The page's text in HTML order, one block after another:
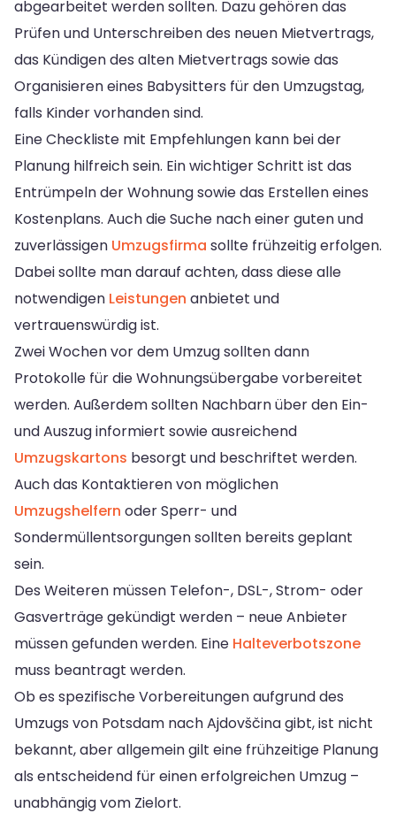
abgearbeitet werden sollten. Dazu gehören das
Prüfen und Unterschreiben des neuen Mietvertrags,
das Kündigen des alten Mietvertrags sowie das
Organisieren eines Babysitters für den Umzugstag,
falls Kinder vorhanden sind.
Eine Checkliste mit Empfehlungen kann bei der
Planung hilfreich sein. Ein wichtiger Schritt ist das
Entrümpeln der Wohnung sowie das Erstellen eines
Kostenplans. Auch die Suche nach einer guten und
zuverlässigen Umzugsfirma sollte frühzeitig erfolgen.
Dabei sollte man darauf achten, dass diese alle
notwendigen Leistungen anbietet und
vertrauenswürdig ist.
Zwei Wochen vor dem Umzug sollten dann
Protokolle für die Wohnungsübergabe vorbereitet
werden. Außerdem sollten Nachbarn über den Ein-
und Auszug informiert sowie ausreichend
Umzugskartons besorgt und beschriftet werden.
Auch das Kontaktieren von möglichen
Umzugshelfern oder Sperr- und
Sondermüllentsorgungen sollten bereits geplant
sein.
Des Weiteren müssen Telefon-, DSL-, Strom- oder
Gasverträge gekündigt werden – neue Anbieter
müssen gefunden werden. Eine Halteverbotszone
muss beantragt werden.
Ob es spezifische Vorbereitungen aufgrund des
Umzugs von Potsdam nach Ajdovščina gibt, ist nicht
bekannt, aber allgemein gilt eine frühzeitige Planung
als entscheidend für einen erfolgreichen Umzug –
unabhängig vom Zielort.